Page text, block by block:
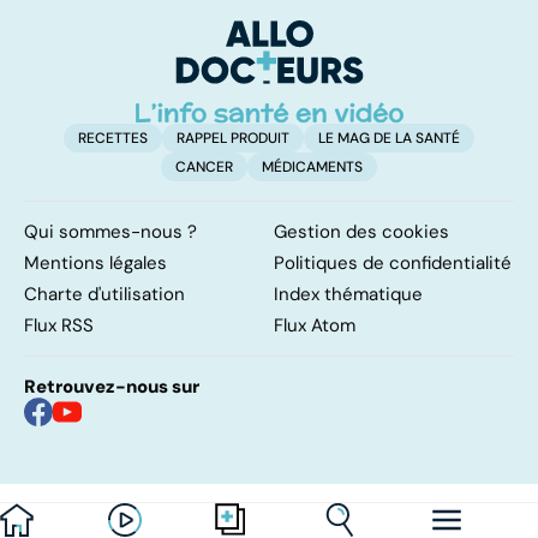
RECETTES RAPPEL PRODUIT
LE MAG DE LA SANTÉ
CANCER
MÉDICAMENTS
Qui sommes-nous ?
Gestion des cookies
Mentions légales
Politiques de confidentialité
Charte d'utilisation
Index thématique
Flux RSS
Flux Atom
Retrouvez-nous sur